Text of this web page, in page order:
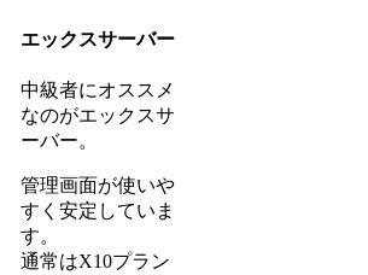
エックスサーバー
中級者にオススメ
なのがエックスサ
ーバー。
管理画面が使いや
すく安定していま
す。
通常はX10プラン